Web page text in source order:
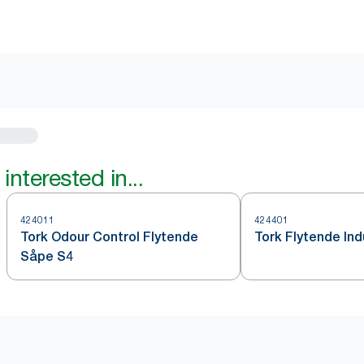
in...
424011
Tork Odour Control Flytende
Såpe S4
424401
Tork Flytende